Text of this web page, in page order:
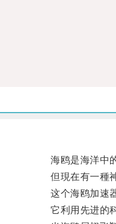
海鸥是海洋中的
但現在有一種神
这个海鸥加速器
它利用先进的科